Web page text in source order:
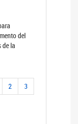
del
de la
2
3